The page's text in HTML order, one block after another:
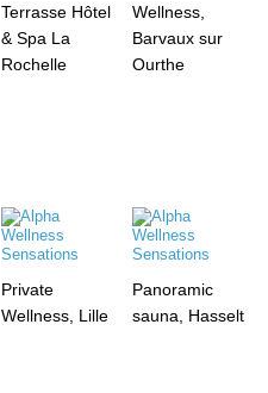
Terrasse Hôtel
& Spa La
Rochelle
Wellness,
Barvaux sur
Ourthe
Private
Wellness, Lille
Panoramic
sauna, Hasselt